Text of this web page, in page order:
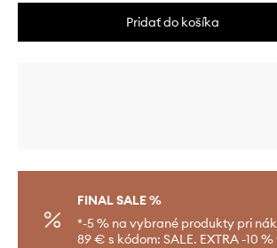
Pridať do košíka
FINAL SALE %
*-5 % na vybrané produkty pri
89 € s kódom: SALE. EXTRA -10